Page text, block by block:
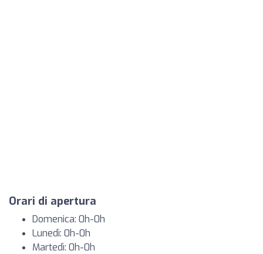
Orari di apertura
Domenica: 0h-0h
Lunedì: 0h-0h
Martedì: 0h-0h